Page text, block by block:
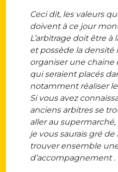
Ceci dit, les valeurs
doivent à ce jour
L’arbitrage doit être
et possède la densité
organiser une chaine
qui seraient placés
notamment réaliser
Si vous avez
anciens arbitres se
aller au
je vous saurais gré
trouver ensemble
d’accompagnement .